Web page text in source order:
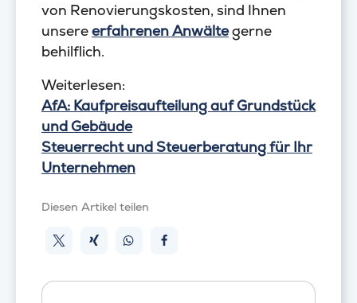
von Renovierungskosten, sind Ihnen
unsereerfahrenen Anwältegerne
behilflich.
Weiterlesen:
AfA: Kaufpreisaufteilung auf Grundstück
und Gebäude
Steuerrecht und Steuerberatung für Ihr
Unternehmen
Diesen Artikel teilen